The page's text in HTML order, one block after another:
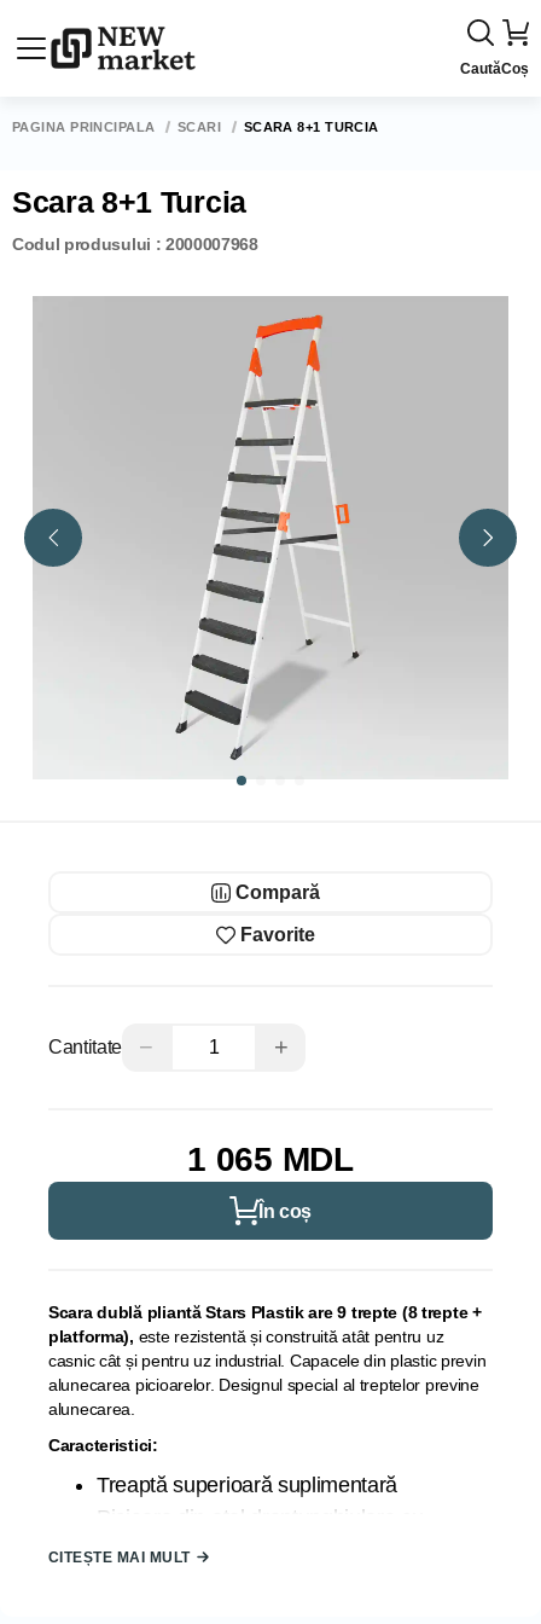
CautăCoș
PAGINA PRINCIPALĂ SCĂRI SCARA 8+1 TURCIA
Scara 8+1 Turcia
Codul produsului : 2000007968
Compară
Favorite
Cantitate − +
1 065 MDL
În coș
Scara dublă pliantă Stars Plastik are 9 trepte (8 trepte +
platforma), este rezistentă și construită atât pentru uz
casnic cât și pentru uz industrial. Capacele din plastic previn
alunecarea picioarelor. Designul special al treptelor previne
alunecarea.
Caracteristici:
Treaptă superioară suplimentară
Picioare din oțel dreptunghiulare cu
acoperire plastic anti-aderent
CITEȘTE MAI MULT